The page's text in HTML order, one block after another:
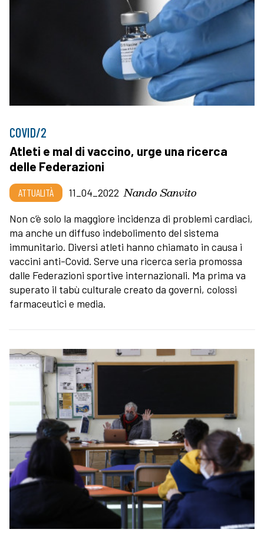
COVID/2
Atleti e mal di vaccino, urge una ricerca
delle Federazioni
ATTUALITÀ 11_04_2022 Nando Sanvito
Non c’è solo la maggiore incidenza di problemi cardiaci,
ma anche un diffuso indebolimento del sistema
immunitario. Diversi atleti hanno chiamato in causa i
vaccini anti-Covid. Serve una ricerca seria promossa
dalle Federazioni sportive internazionali. Ma prima va
superato il tabù culturale creato da governi, colossi
farmaceutici e media.